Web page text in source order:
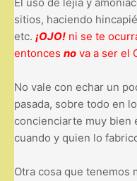
El uso de lejía y
sitios, haciendo
etc. ¡OJO! ni se te
entonces no va a ser el
No vale con echar un
pasada, sobre todo en
concienciarte muy bien
cuando y quien lo
Otra cosa que tenemos